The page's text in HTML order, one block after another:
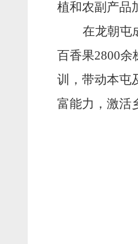
植和农副产品
在龙朝屯
百香果2800余
训，带动本屯
富能力，激活